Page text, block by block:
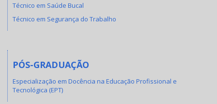
Técnico em Saúde Bucal
Técnico em Segurança do Trabalho
PÓS-GRADUAÇÃO
Especialização em Docência na Educação Profissional e
Tecnológica (EPT)